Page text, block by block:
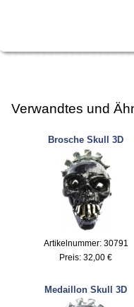
Verwandtes und
Brosche Skull 3D
Artikelnummer: 30791
Preis: 32,00 €
Medaillon Skull 3D